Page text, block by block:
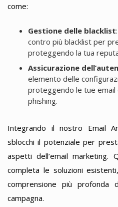
come:
Gestione delle blacklist
contro più blacklist per
proteggendo la tua
Assicurazione
elemento delle
proteggendo le tue email
phishing.
Integrando il nostro Email
sblocchi il potenziale per
aspetti dell’email marketing.
completa le soluzioni
comprensione più profonda
campagna.